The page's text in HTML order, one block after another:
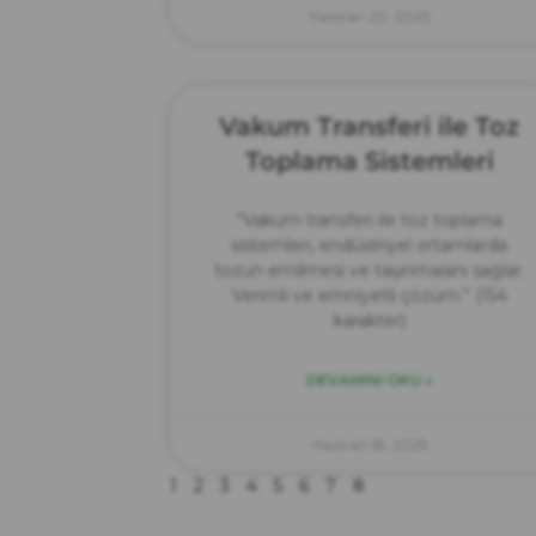
Vakum Transferi ile Toz
Toplama Sistemleri
“Vakum transferi ile toz toplama
sistemleri, endüstriyel ortamlarda
tozun emilmesi ve taşınmasını sağlar.
Verimli ve emniyetli çözüm.” (154
karakter)
DEVAMINI OKU »
4